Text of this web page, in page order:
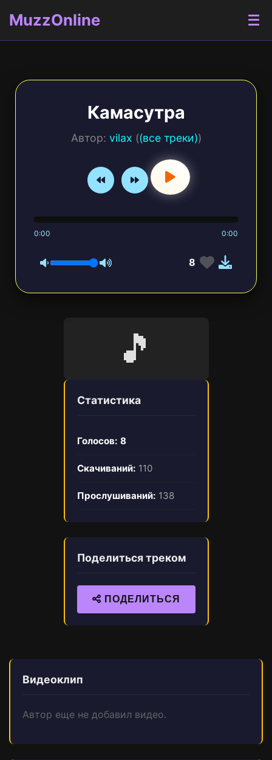
MuzzOnline
Камасутра
Автор: vilax ((все треки))
0:00 0:00
8
🎵
Статистика
Голосов: 8
Скачиваний: 110
Прослушиваний: 138
Поделиться треком
ПОДЕЛИТЬСЯ
Видеоклип
Автор еще не добавил видео.